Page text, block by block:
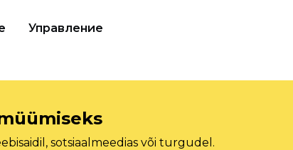
Управление
sotsiaalmeedias või turgudel.